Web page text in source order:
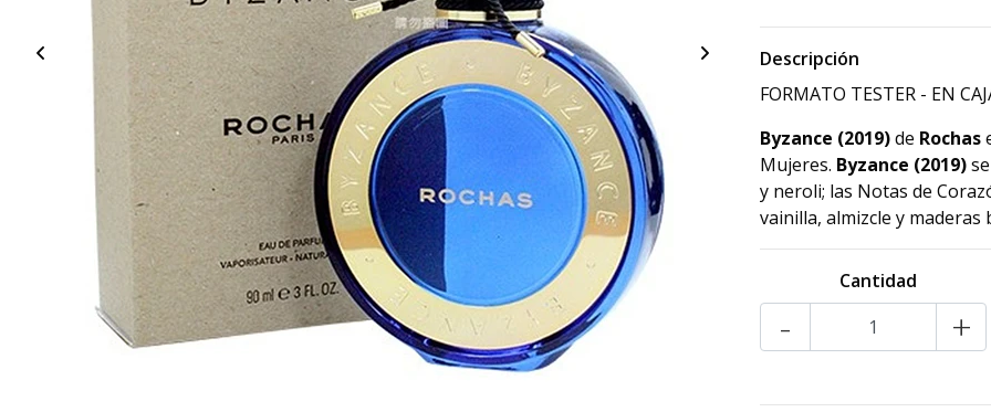
Descripción
FORMATO TESTER - EN
Byzance (2019)de Rochas
Mujeres. Byzance (2019)
y neroli; las Notas de
vainilla, almizcle y maderas
Cantidad
- +